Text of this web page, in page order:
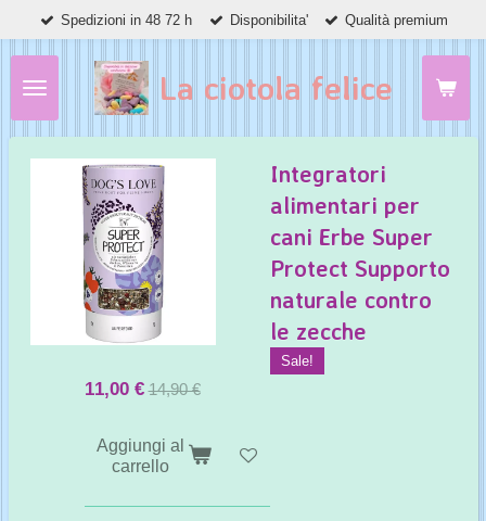
principale
La ciotola felice
Spedizioni in 48 72 h Disponibilita' Qualità premium
Integratori
alimentari per
cani Erbe Super
Protect Supporto
naturale contro
le zecche
Sale!
11,00 € 14,90 €
Aggiungi al
carrello